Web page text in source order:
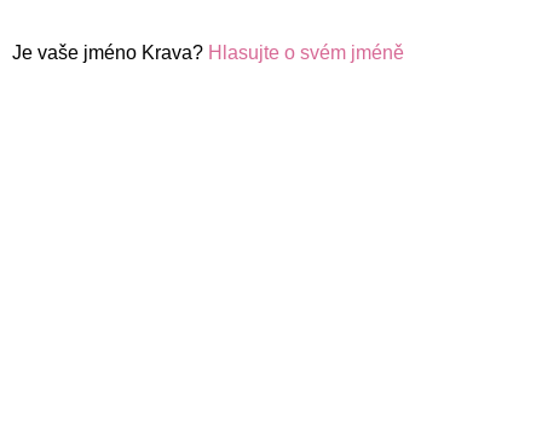
Je vaše jméno Krava? Hlasujte o svém jméně